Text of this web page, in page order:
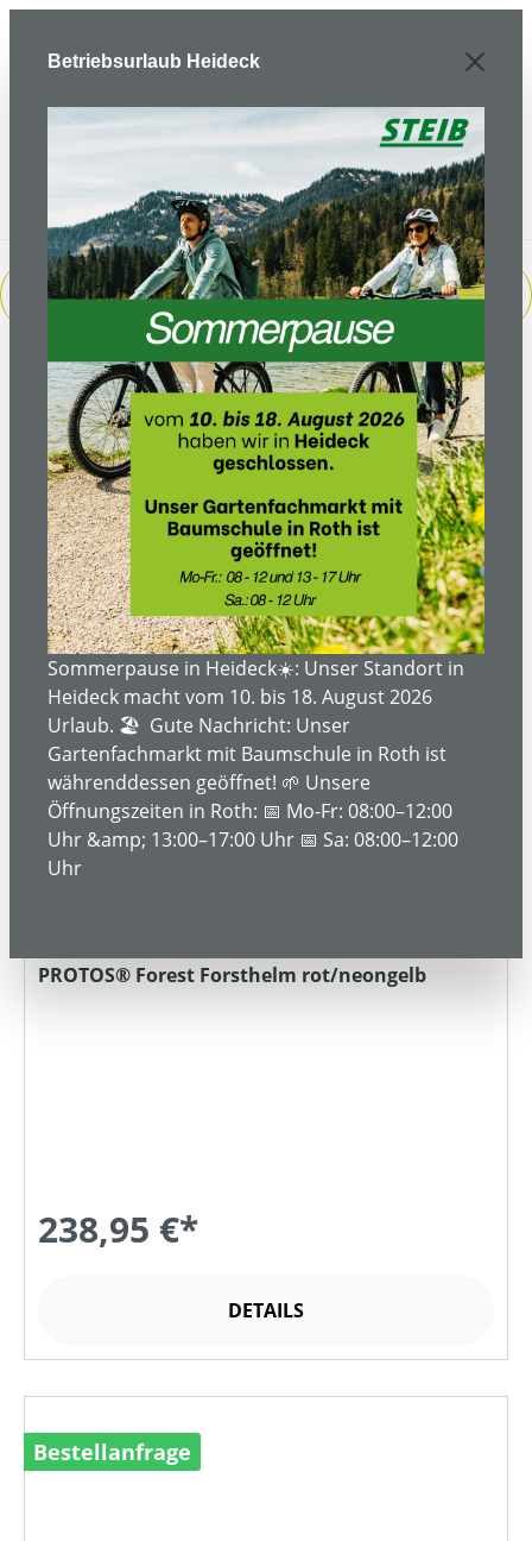
PRODUKTE FILTERN
Sortierung:
Bestellanfrage
Tipp
PROTOS® Forest Forsthelm rot/neongelb
238,95 €*
DETAILS
Bestellanfrage
Betriebsurlaub Heideck
Sommerpause in Heideck☀️: Unser Standort in
Heideck macht vom 10. bis 18. August 2026
Urlaub. 🏖️ Gute Nachricht: Unser
Gartenfachmarkt mit Baumschule in Roth ist
währenddessen geöffnet! 🌱 Unsere
Öffnungszeiten in Roth: 📅 Mo-Fr: 08:00–12:00
Uhr &amp; 13:00–17:00 Uhr 📅 Sa: 08:00–12:00
Uhr